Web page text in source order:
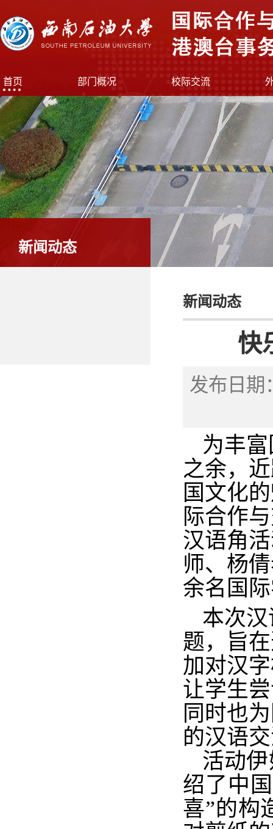
首页 部门概况 校际交流
新闻动态
新闻动态
快
发布日
为丰
之余，
国文化
际合作
汉语角
师、杨
余名国
本次
题，旨
加对汉
让学生
同时也
的汉语
活动
绍了中
喜”的构